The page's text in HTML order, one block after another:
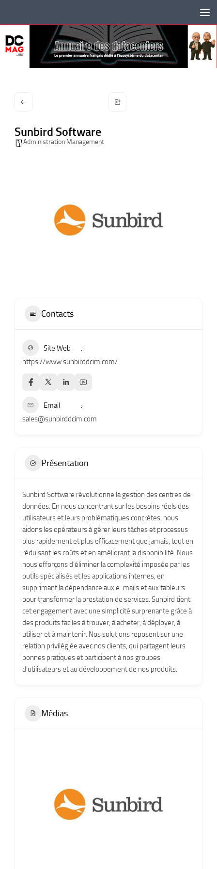
Sunbird Software
Administration Management
Contacts
Site Web
https://www.sunbirddcim.com/
Email
sales@sunbirddcim.com
Présentation
Sunbird Software révolutionne la gestion des centres de
données. En nous concentrant sur les besoins réels des
utilisateurs et leurs problématiques concrètes, nous
aidons les opérateurs à gérer leurs tâches et processus
plus rapidement et plus efficacement que jamais, tout en
réduisant les coûts et en améliorant la disponibilité. Nous
nous efforçons d’éliminer la complexité imposée par les
outils spécialisés et les applications internes, en
supprimant la dépendance aux e-mails et aux tableurs
pour transformer la prestation de services. Sunbird tient
cet engagement avec une simplicité surprenante grâce à
des produits faciles à trouver, à acheter, à déployer, à
utiliser et à maintenir. Nos solutions reposent sur une
relation privilégiée avec nos clients, qui partagent leurs
bonnes pratiques et participent à nos groupes
d’utilisateurs et au développement de nos produits.
Médias